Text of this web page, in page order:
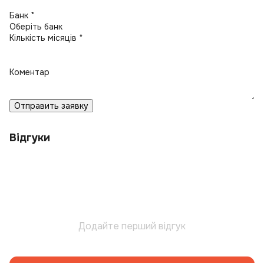
Банк *
Кількість місяців *
Коментар
Отправить заявку
Відгуки
Додайте перший відгук